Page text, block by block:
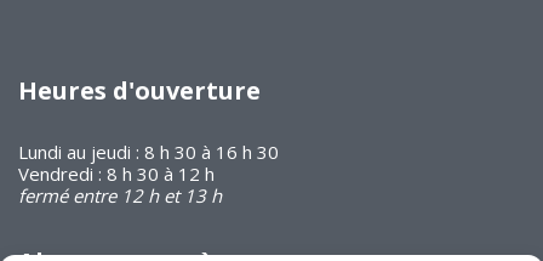
Heures d'ouverture
Lundi au jeudi : 8 h 30 à 16 h 30
Vendredi : 8 h 30 à 12 h
fermé entre 12 h et 13 h